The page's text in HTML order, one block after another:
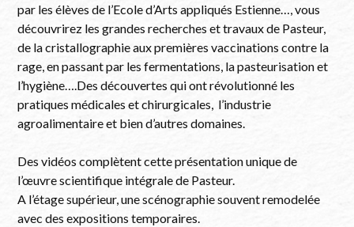
par les élèves de l’Ecole d’Arts appliqués Estienne…, vous
découvrirez les grandes recherches et travaux de Pasteur,
de la cristallographie aux premières vaccinations contre la
rage, en passant par les fermentations, la pasteurisation et
l’hygiène….Des découvertes qui ont révolutionné les
pratiques médicales et chirurgicales, l’industrie
agroalimentaire et bien d’autres domaines.
Des vidéos complètent cette présentation unique de
l’œuvre scientifique intégrale de Pasteur.
A l’étage supérieur, une scénographie souvent remodelée
avec des expositions temporaires.